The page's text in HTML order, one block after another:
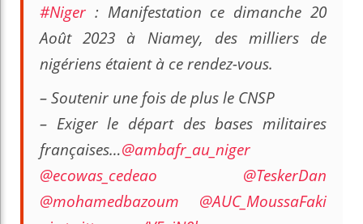
#Niger : Manifestation ce dimanche 20
Août 2023 à Niamey, des milliers de
nigériens étaient à ce rendez-vous.
– Soutenir une fois de plus le CNSP
– Exiger le départ des bases militaires
françaises…@ambafr_au_niger
@ecowas_cedeao
@TeskerDan
@mohamedbazoum
@AUC_MoussaFaki